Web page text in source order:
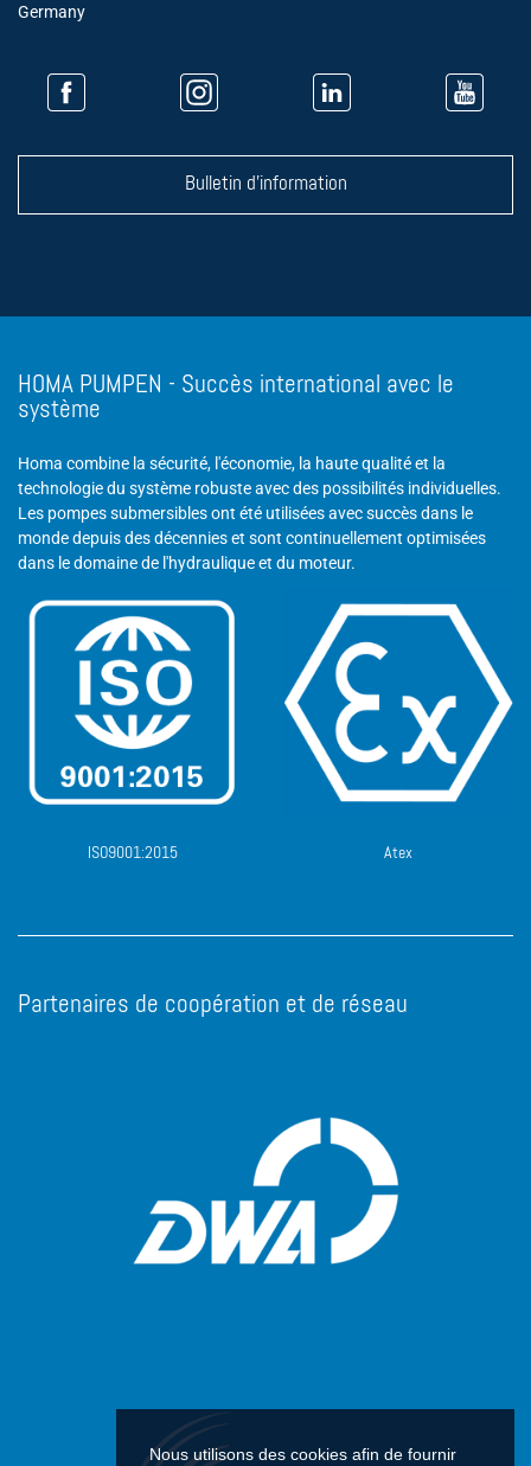
Nous utilisons des cookies afin de fournir
Germany
Bulletin d'information
HOMA PUMPEN - Succès international avec le
système
Homa combine la sécurité, l'économie, la haute qualité et la
technologie du système robuste avec des possibilités individuelles.
Les pompes submersibles ont été utilisées avec succès dans le
monde depuis des décennies et sont continuellement optimisées
dans le domaine de l'hydraulique et du moteur.
ISO9001:2015 Atex
Partenaires de coopération et de réseau